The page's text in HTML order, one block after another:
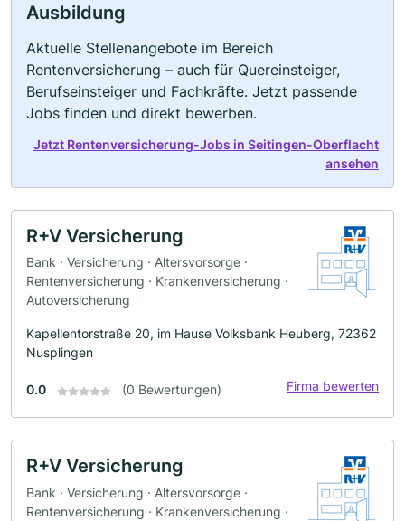
Ausbildung
Aktuelle Stellenangebote im Bereich
Rentenversicherung – auch für Quereinsteiger,
Berufseinsteiger und Fachkräfte. Jetzt passende
Jobs finden und direkt bewerben.
Jetzt Rentenversicherung-Jobs in Seitingen-Oberflacht
ansehen
R+V Versicherung
Bank · Versicherung · Altersvorsorge ·
Rentenversicherung · Krankenversicherung ·
Autoversicherung
Kapellentorstraße 20, im Hause Volksbank Heuberg, 72362
Nusplingen
0.0 (0 Bewertungen) Firma bewerten
R+V Versicherung
Bank · Versicherung · Altersvorsorge ·
Rentenversicherung · Krankenversicherung ·